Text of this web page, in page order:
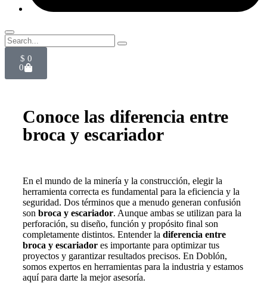
$ 0
0
Conoce las diferencia entre
broca y escariador
En el mundo de la minería y la construcción, elegir la
herramienta correcta es fundamental para la eficiencia y la
seguridad. Dos términos que a menudo generan confusión
son broca y escariador. Aunque ambas se utilizan para la
perforación, su diseño, función y propósito final son
completamente distintos. Entender la diferencia entre
broca y escariador es importante para optimizar tus
proyectos y garantizar resultados precisos. En Doblón,
somos expertos en herramientas para la industria y estamos
aquí para darte la mejor asesoría.